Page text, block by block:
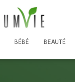
BÉBÉ BEAUTÉ